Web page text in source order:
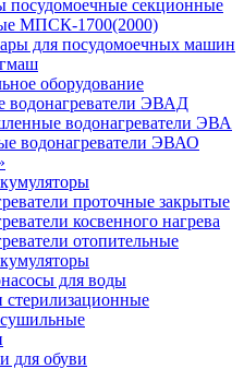
секционные
МПСК-1700(2000)
для посудомоечных машин
оборудование
водонагреватели ЭВАД
водонагреватели ЭВА
водонагреватели ЭВАО
проточные закрытые
косвенного нагрева
отопительные
для воды
стерилизационные
для обуви